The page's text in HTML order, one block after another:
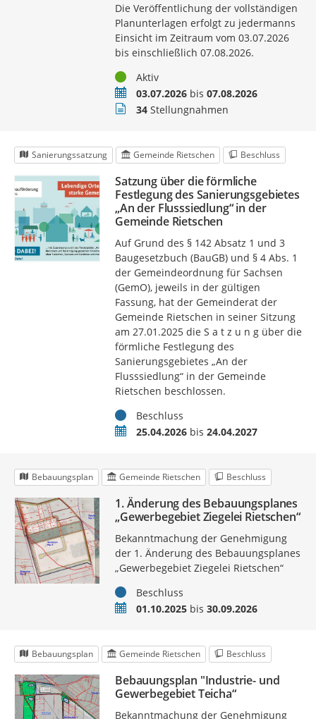
Die Veröffentlichung der vollständigen
Planunterlagen erfolgt zu jedermanns
Einsicht im Zeitraum vom 03.07.2026
bis einschließlich 07.08.2026.
StatusAktiv
Zeitraum03.07.2026bis 07.08.2026
Stellungnahmen
34Stellungnahmen
Sanierungssatzung Gemeinde Rietschen Beschluss
Satzung über die förmliche
Festlegung des Sanierungsgebietes
„An der Flusssiedlung“ in der
Gemeinde Rietschen
Auf Grund des § 142 Absatz 1 und 3
Baugesetzbuch (BauGB) und § 4 Abs. 1
der Gemeindeordnung für Sachsen
(GemO), jeweils in der gültigen
Fassung, hat der Gemeinderat der
Gemeinde Rietschen in seiner Sitzung
am 27.01.2025 die S a t z u n g über die
förmliche Festlegung des
Sanierungsgebietes „An der
Flusssiedlung“ in der Gemeinde
Rietschen beschlossen.
StatusBeschluss
Zeitraum25.04.2026bis 24.04.2027
Bebauungsplan Gemeinde Rietschen Beschluss
1. Änderung des Bebauungsplanes
„Gewerbegebiet Ziegelei Rietschen“
Bekanntmachung der Genehmigung
der 1. Änderung des Bebauungsplanes
„Gewerbegebiet Ziegelei Rietschen“
StatusBeschluss
Zeitraum01.10.2025bis 30.09.2026
Bebauungsplan Gemeinde Rietschen Beschluss
Bebauungsplan "Industrie- und
Gewerbegebiet Teicha“
Bekanntmachung der Genehmigung